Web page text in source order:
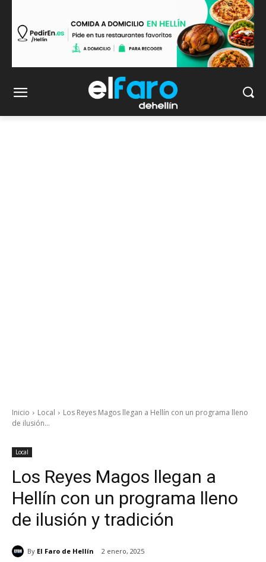
Inicio Local
Los Reyes Magos llegan a Hellín con un programa lleno
de ilusión...
Local
Los Reyes Magos llegan a
Hellín con un programa lleno
de ilusión y tradición
By El Faro de Hellín 2 enero, 2025